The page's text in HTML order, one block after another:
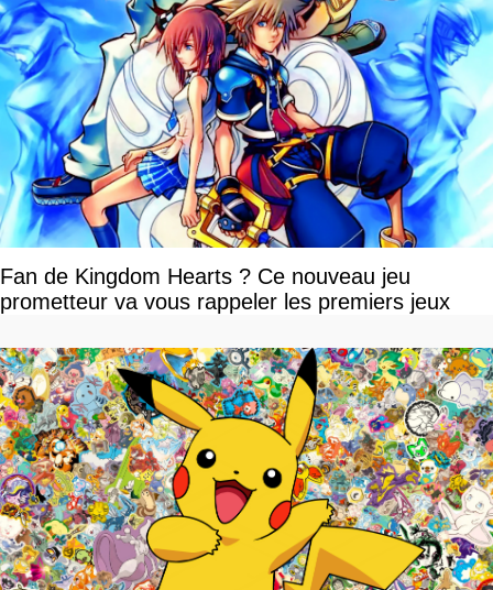
Fan de Kingdom Hearts ? Ce nouveau jeu
prometteur va vous rappeler les premiers jeux